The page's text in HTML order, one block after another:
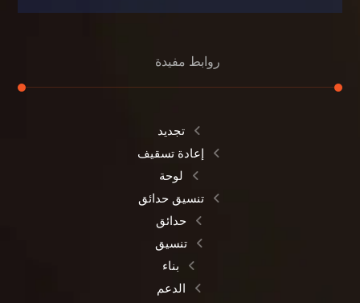
روابط مفيدة
تجديد
إعادة تسقيف
لوحة
تنسيق حدائق
حدائق
تنسيق
بناء
الدعم